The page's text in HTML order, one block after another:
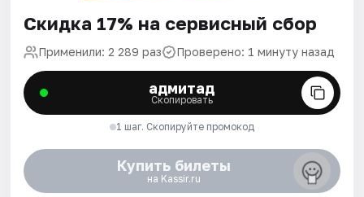
Скидка 17% на сервисный сбор
Применили: 2 289 раз Проверено: 1 минуту назад
адмитад
Скопировать
1 шаг. Скопируйте промокод
Купить билеты
на Kassir.ru